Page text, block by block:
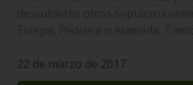
22 de marzo de 2017